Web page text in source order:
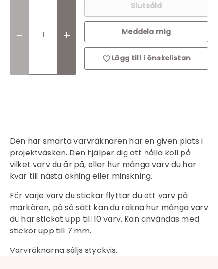
Translation missing:Translation missing:
Slutsåld
Meddela mig
Lägg till i önskelistan
Den här smarta varvräknaren har en given plats i
projektväskan. Den hjälper dig att hålla koll på
vilket varv du är på, eller hur många varv du har
kvar till nästa ökning eller minskning.
För varje varv du stickar flyttar du ett varv på
markören, på så sätt kan du räkna hur många varv
du har stickat upp till 10 varv. Kan användas med
stickor upp till 7 mm.
Varvräknarna säljs styckvis.
Logga in på ditt konto för att lägga till
produkter i din önskelista och se dina
tidigare sparade artiklar.
Inloggning